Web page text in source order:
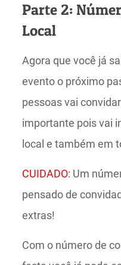
Parte 2:
Local
Agora que você já
evento o próximo
pessoas vai
importante pois vai
local e também em
CUIDADO: Um
pensado de
extras!
Com o número de